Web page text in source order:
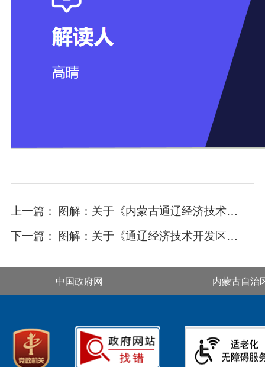
上一篇：
图解：关于《内蒙古通辽经济技术开发区工业用地先租后让实施办法（试行）》
下一篇：
图解：关于《通辽经济技术开发区普惠托育服务发展示范项目实施方案》的政策解读
中国政府网 内蒙古自治